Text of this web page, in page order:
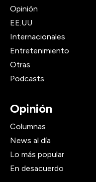
Opinión
EE.UU
Internacionales
Entretenimiento
Otras
Podcasts
Opinión
Columnas
News al día
Lo más popular
En desacuerdo